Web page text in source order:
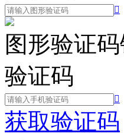

图形验证
验证码

获取验证码